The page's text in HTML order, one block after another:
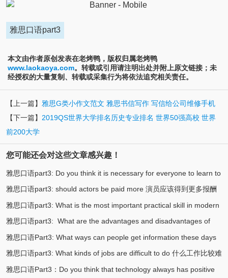
雅思口语part3
本文由作者原创发表在老烤鸭，版权归属老烤鸭
www.laokaoya.com。转载或引用请注明出处并附上原文链接；未
经授权的大量复制、转载或采集行为将依法追究相关责任。
【上一篇】 雅思G类小作文范文 雅思书信写作 写信给公司维修手机
【下一篇】 2019QS世界大学排名历史专业排名 世界50强高校 世界
前200大学
您可能还会对这些文章感兴趣！
雅思口语part3: Do you think it is necessary for everyone to learn to
swim? 你认为每个人都有必要学游泳吗(3)
雅思口语part3: should actors be paid more 演员应该得到更多报酬
吗(3)
雅思口语part3: What is the most important practical skill in modern
society? 现代社会最重要的实用技能是什么？(2)
雅思口语part3: What are the advantages and disadvantages of
private transport? 私人交通工具的优劣势在哪？(2)
雅思口语Part3: What ways can people get information these days
当今人们如何获取信息(2)
雅思口语part3: What kinds of jobs are difficult to do 什么工作比较难
(2)
雅思口语Part3：Do you think that technology always has positive